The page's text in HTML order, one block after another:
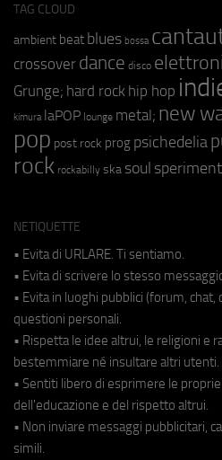
TAG CLOUD
ambient beat blues bossa
crossover dance disco
Grunge; hard rock hip hop
kimura laPOP lounge metal; new
pop post rock prog psichedelia
rock rockabilly ska soul
NETIQUETTE
• Evita di URLARE. Ti sentiamo.
• Evita di scrivere lo stesso
• Evita in luoghi pubblici (forum,
questioni personali.
• Rispetta le idee altrui, le religioni e
bestemmiare né insultare altri utenti.
• Sentiti libero di esprimere le
dell'educazione e del rispetto altrui.
• Non inviare messaggi pubblicitari,
simili.